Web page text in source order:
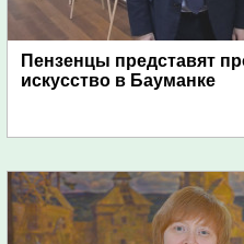
Пензенцы представят
искусство в Бауманке